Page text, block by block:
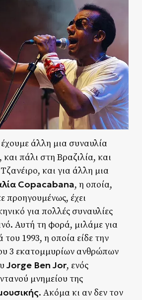
άλλη μια συναυλία
και πάλι στη Βραζιλία, και
και για άλλη μια
Copacabana, η οποία,
προηγουμένως, έχει
για πολλές συναυλίες
Αυτή τη φορά, μιλάμε για
1993, η οποία είδε την
3 εκατομμυρίων ανθρώπων
Jorge Ben Jor, ενός
μνημείου της
. Ακόμα κι αν δεν τον